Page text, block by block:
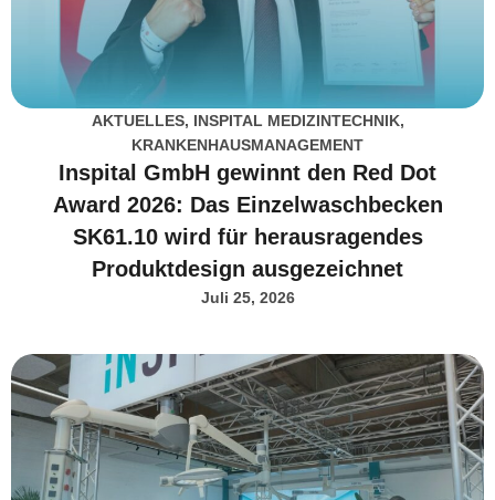
AKTUELLES, INSPITAL MEDIZINTECHNIK,
KRANKENHAUSMANAGEMENT
Inspital GmbH gewinnt den Red Dot
Award 2026: Das Einzelwaschbecken
SK61.10 wird für herausragendes
Produktdesign ausgezeichnet
Juli 25, 2026